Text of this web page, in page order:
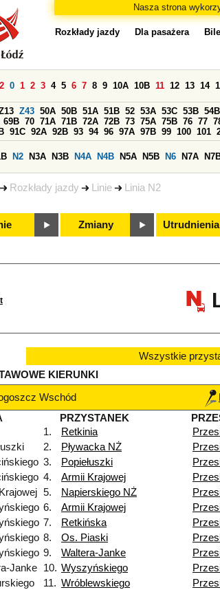
Nasza strona
Rozkłady jazdy Linie Linia N2
Rozkłady jazdy Dla pasażera
0 1 2 3 4 5 6 7 8 9 10A 10B 11 12 13 14
Z43 50A 50B 51A 51B 52 53A 53C 53B 54B
69B 70 71A 71B 72A 72B 73 75A 75B 76 77
91C 92A 92B 93 94 96 97A 97B 99 100 101
N2 N3A N3B N4A N4B N5A N5B N6 N7A
Zmiany Utrudnienia
Wszystkie
KIERUNKI
Wschód
PRZYSTANEK
1.
Retkinia
2. Pływacka NŻ
3. Popiełuszki
4. Armii Krajowej
5. Napierskiego NŻ
6. Armii Krajowej
7. Retkińska
8. Os. Piaski
9. Waltera-Janke
Janke
10. Wyszyńskiego
11. Wróblewskiego